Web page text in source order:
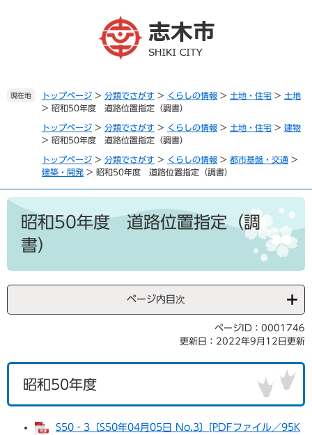
現在地 トップページ > 分類でさがす > くらしの情報 > 土地・住宅 > 土地
> 昭和50年度 道路位置指定（調書）
トップページ > 分類でさがす > くらしの情報 > 土地・住宅 > 建物
> 昭和50年度 道路位置指定（調書）
トップページ > 分類でさがす > くらしの情報 > 都市基盤・交通 >
建築・開発 > 昭和50年度 道路位置指定（調書）
本
昭和50年度 道路位置指定（調
書）
ページ内目次
ページID：0001746
更新日：2022年9月12日更新
昭和50年度
S50‐3〔S50年04月05日 No.3〕[PDFファイル／95K